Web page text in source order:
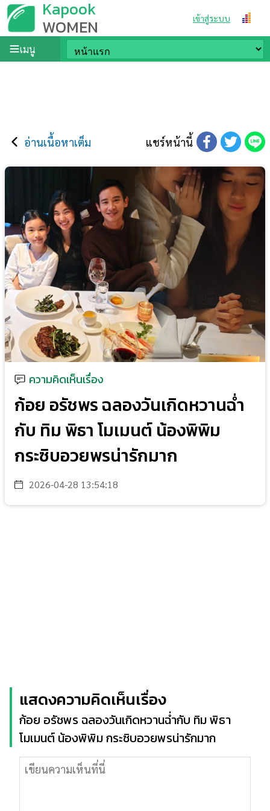
Kapook
WOMEN เข้าสู่ระบบ
เมนู
อ่านเนื้อหาเต็ม แชร์หน้านี้
ความคิดเห็นเรื่อง
ก้อย อรัชพร ฉลองวันเกิดหวานฉ่ำ
กับ ทิม พิธา โมเมนต์ น้องพิพิม
กระซิบอวยพรน่ารักมาก
2026-04-28 13:54:18
แสดงความคิดเห็นเรื่อง
ก้อย อรัชพร ฉลองวันเกิดหวานฉ่ำกับ ทิม พิธา
โมเมนต์ น้องพิพิม กระซิบอวยพรน่ารักมาก